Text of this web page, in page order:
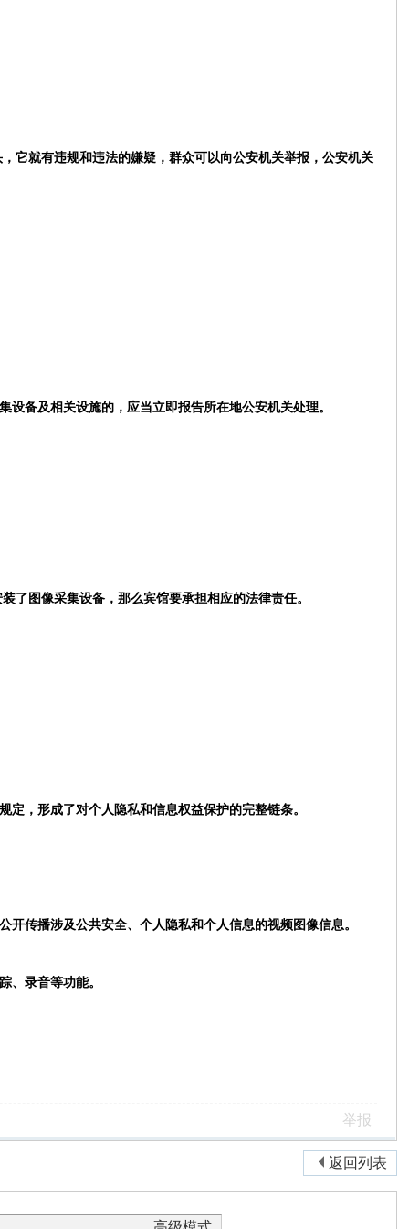
它就有违规和违法的嫌疑，群众可以向公安机关举报，公安机关
备及相关设施的，应当立即报告所在地公安机关处理。
了图像采集设备，那么宾馆要承担相应的法律责任。
，形成了对个人隐私和信息权益保护的完整链条。
传播涉及公共安全、个人隐私和个人信息的视频图像信息。
、录音等功能。
举报
返回列表